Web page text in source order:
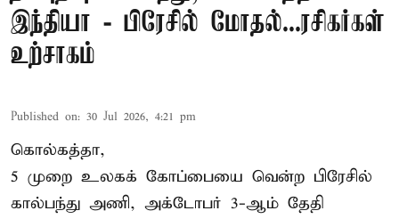
இந்தியா - பிரேசில் மோதல்...ரசிகர்கள்
உற்சாகம்
Published on: 30 Jul 2026, 4:21 pm
கொல்கத்தா,
5 முறை உலகக் கோப்பையை வென்ற பிரேசில்
கால்பந்து அணி, அக்டோபர் 3-ஆம் தேதி